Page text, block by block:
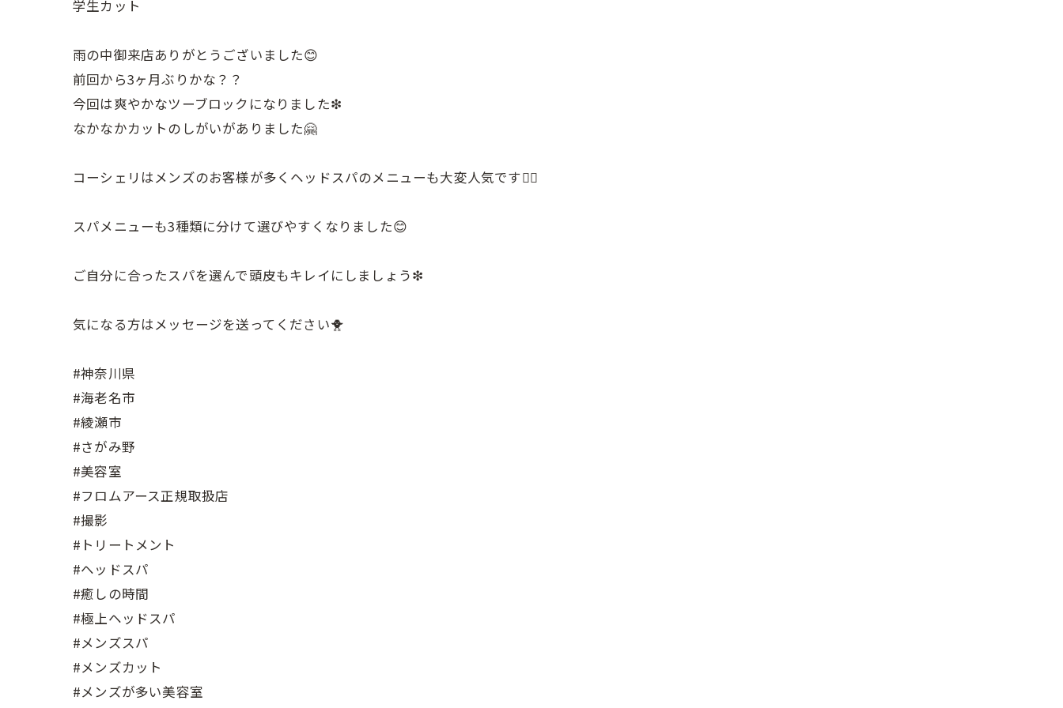
学生カット
雨の中御来店ありがとうございました😊
前回から3ヶ月ぶりかな？？
今回は爽やかなツーブロックになりました❇︎
なかなかカットのしがいがありました🤗
コーシェリはメンズのお客様が多くヘッドスパのメニューも大変人気です💆‍♂️
スパメニューも3種類に分けて選びやすくなりました😊
ご自分に合ったスパを選んで頭皮もキレイにしましょう❇︎
気になる方はメッセージを送ってください🐥
#神奈川県
#海老名市
#綾瀬市
#さがみ野
#美容室
#フロムアース正規取扱店
#撮影
#トリートメント
#ヘッドスパ
#癒しの時間
#極上ヘッドスパ
#メンズスパ
#メンズカット
#メンズが多い美容室